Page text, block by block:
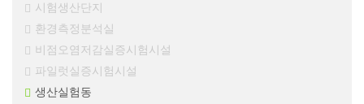
시험생산단지
환경측정분석실
비점오염저감실증시험시설
파일럿실증시험시설
생산실험동